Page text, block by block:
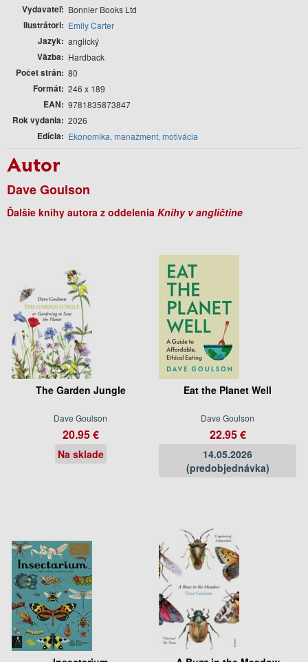
Vydavateľ Bonnier Books Ltd
Ilustrátori Emily Carter
Jazyk anglický
Väzba Hardback
Počet strán 80
Formát 246 x 189
EAN 9781835873847
Rok vydania 2026
Edícia Ekonomika, manažment, motivácia
Autor
Dave Goulson
Ďalšie knihy autora z oddelenia Knihy v angličtine
The Garden Jungle
Dave Goulson
20.95 €
Na sklade
Eat the Planet Well
Dave Goulson
22.95 €
14.05.2026
(predobjednávka)